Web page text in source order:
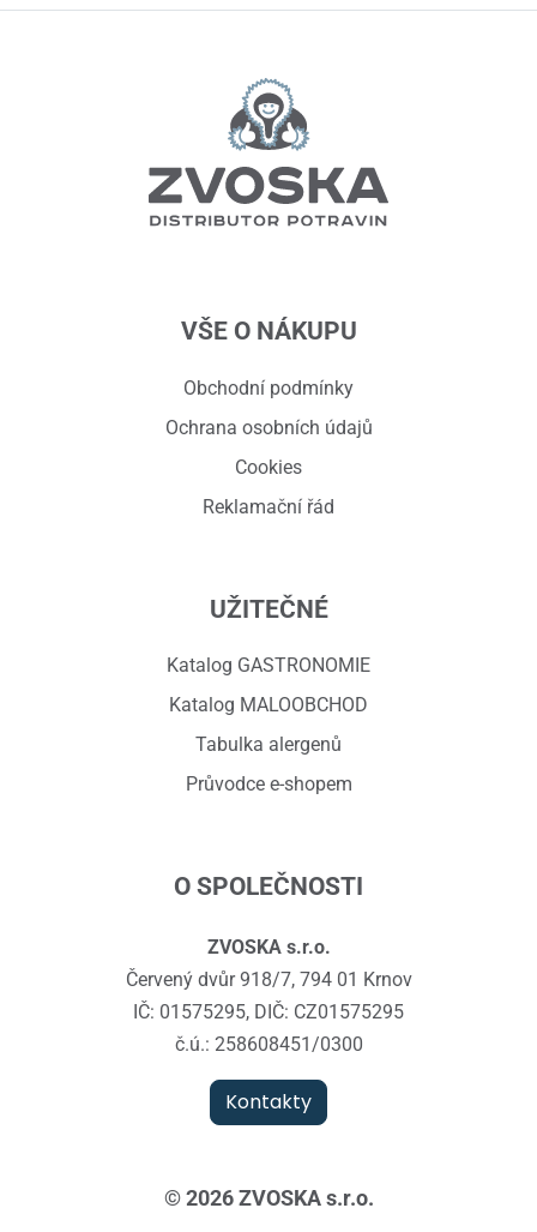
VŠE O NÁKUPU
Obchodní podmínky
Ochrana osobních údajů
Cookies
Reklamační řád
UŽITEČNÉ
Katalog GASTRONOMIE
Katalog MALOOBCHOD
Tabulka alergenů
Průvodce e-shopem
O SPOLEČNOSTI
ZVOSKA s.r.o.
Červený dvůr 918/7, 794 01 Krnov
IČ: 01575295, DIČ: CZ01575295
č.ú.: 258608451/0300
Kontakty
© 2026 ZVOSKA s.r.o.